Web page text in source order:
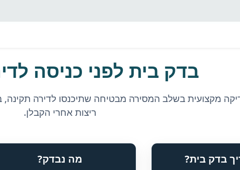
בדק בית לפני כניסה
מקצועית בשלב המסירה מבטיחה שתיכנסו לדירה תקינה,
ריצות אחרי הקבלן.
בדק בית? מה נבדק?